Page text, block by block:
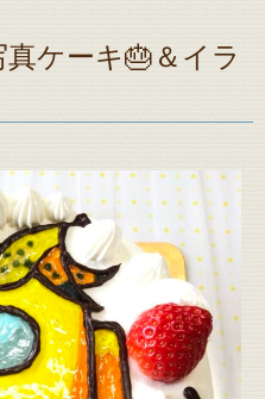
ケーキ🎂＆イラ